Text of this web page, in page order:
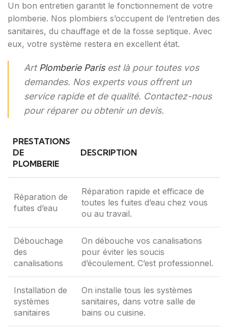
Un bon entretien garantit le fonctionnement de votre
plomberie. Nos plombiers s’occupent de l’entretien des
sanitaires, du chauffage et de la fosse septique. Avec
eux, votre système restera en excellent état.
Art Plomberie Parisest là pour toutes vos
demandes. Nos experts vous offrent un
service rapide et de qualité. Contactez-nous
pour réparer ou obtenir un devis.
PRESTATIONS
DE
PLOMBERIE
DESCRIPTION
Réparation de
fuites d’eau
Réparation rapide et efficace de
toutes les fuites d’eau chez vous
ou au travail.
Débouchage
des
canalisations
On débouche vos canalisations
pour éviter les soucis
d’écoulement. C’est professionnel.
Installation de
systèmes
sanitaires
On installe tous les systèmes
sanitaires, dans votre salle de
bains ou cuisine.